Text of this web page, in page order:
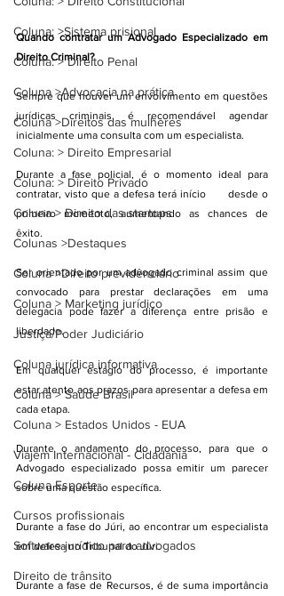
Coluna: >Sistema prisional
Coluna: > Direito Penal
Coluna >Advocacia na prática
Coluna >Direitos das mulheres
Coluna: > Direito Empresarial
Coluna: > Direito Privado
Coluna > Direito das startups
Colunas >Destaques
Coluna >Direito previdênciário
Coluna > Marketing jurídico
Justiça/Poder Judiciário
Coluna jurídica informativa
Coluna > Saúde Brasil
Coluna > Estados Unidos - EUA
Viajem Internacional - Cidadania
Coluna Esporte
Cursos profissionais
Software jurídico para advogados
Direito de trânsito
Quando contratar um Advogado Especializado em
Direito Criminal?
Sempre que houver um envolvimento em questões
jurídicas criminais, é recomendável agendar
inicialmente uma consulta com um especialista.
Durante a fase policial, é o momento ideal para
contratar, visto que a defesa terá início      desde o
primeiro momento, aumentando as chances de
êxito.
Ser orientado por um advogado criminal assim que
convocado para prestar declarações em uma
delegacia pode fazer a diferença entre prisão e
liberdade.
Em qualquer estágio do processo, é importante
estar atento aos prazos para apresentar a defesa em
cada etapa.
Durante o andamento do processo, para que o
Advogado especializado possa emitir um parecer
sobre uma questão específica.
Durante a fase do Júri, ao encontrar um especialista
em defesa no Tribunal do Júri.
Durante a fase de Recursos, é de suma importância